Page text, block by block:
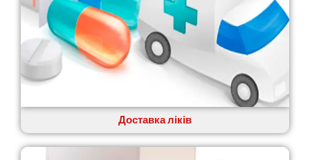
Костопіль
Ковель
Козин
Красноград
Кременчук
Кременець
Кривий Ріг
Кропивницький
Крихівці
Доставка ліків